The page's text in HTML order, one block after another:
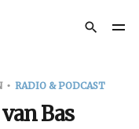
RADIO & PODCAST
Bas